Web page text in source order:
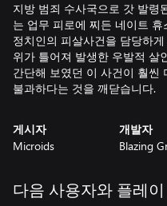
지방 범죄 수사국으로 갓 발령
는 업무 피로에 찌든 네이트
정치인의 피살사건을 담당하
위가 틀어져 발생한 우발적 살
간단해 보였던 이 사건이 훨씬
불과하다는 것을 깨닫습니다.
게시자
Microids
개발자
Blazing
다음 사용자와 플레이